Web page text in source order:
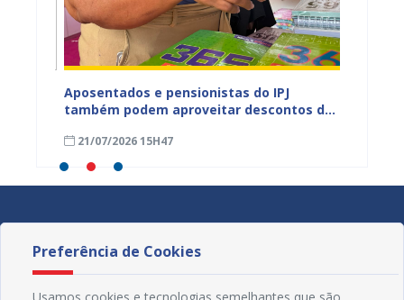
Aposentados e pensionistas do IPJ
também podem aproveitar descontos do
21/07/2026 15H47
Preferência de Cookies